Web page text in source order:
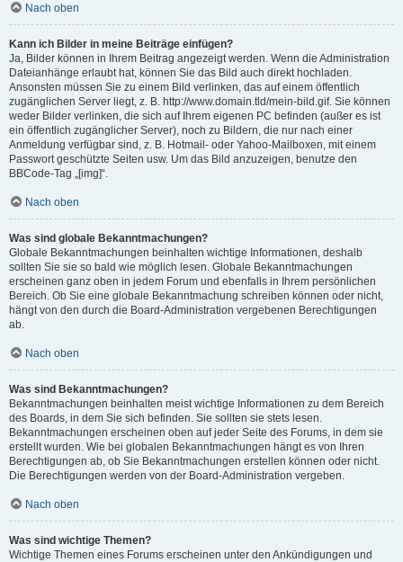
Nach oben
Kann ich Bilder in meine Beiträge einfügen?
Ja, Bilder können in Ihrem Beitrag angezeigt werden. Wenn die Administration
Dateianhänge erlaubt hat, können Sie das Bild auch direkt hochladen.
Ansonsten müssen Sie zu einem Bild verlinken, das auf einem öffentlich
zugänglichen Server liegt, z. B. http://www.domain.tld/mein-bild.gif. Sie können
weder Bilder verlinken, die sich auf Ihrem eigenen PC befinden (außer es ist
ein öffentlich zugänglicher Server), noch zu Bildern, die nur nach einer
Anmeldung verfügbar sind, z. B. Hotmail- oder Yahoo-Mailboxen, mit einem
Passwort geschützte Seiten usw. Um das Bild anzuzeigen, benutze den
BBCode-Tag „[img]“.
Nach oben
Was sind globale Bekanntmachungen?
Globale Bekanntmachungen beinhalten wichtige Informationen, deshalb
sollten Sie sie so bald wie möglich lesen. Globale Bekanntmachungen
erscheinen ganz oben in jedem Forum und ebenfalls in Ihrem persönlichen
Bereich. Ob Sie eine globale Bekanntmachung schreiben können oder nicht,
hängt von den durch die Board-Administration vergebenen Berechtigungen
ab.
Nach oben
Was sind Bekanntmachungen?
Bekanntmachungen beinhalten meist wichtige Informationen zu dem Bereich
des Boards, in dem Sie sich befinden. Sie sollten sie stets lesen.
Bekanntmachungen erscheinen oben auf jeder Seite des Forums, in dem sie
erstellt wurden. Wie bei globalen Bekanntmachungen hängt es von Ihren
Berechtigungen ab, ob Sie Bekanntmachungen erstellen können oder nicht.
Die Berechtigungen werden von der Board-Administration vergeben.
Nach oben
Was sind wichtige Themen?
Wichtige Themen eines Forums erscheinen unter den Ankündigungen und